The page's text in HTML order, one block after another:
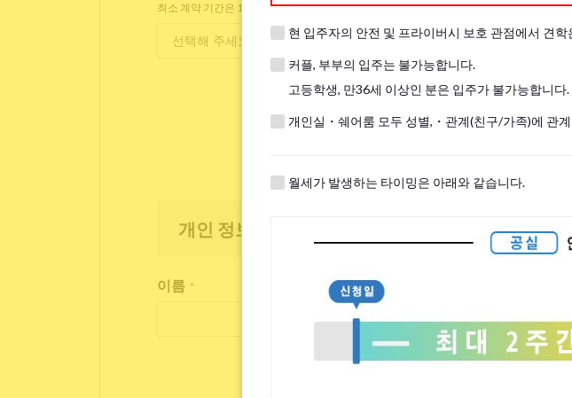
최소 계약 기간은 1개월입니다.
개인 정보
이름 *
현 입주자의 안전 및 프라이버시 보호 관점에서 견
커플, 부부의 입주는 불가능합니다.
고등학생, 만36세 이상인 분은 입주가 불가능합니
개인실・쉐어룸 모두 성별,・관계(친구/가족)에 관
월세가 발생하는 타이밍은 아래와 같습니다.